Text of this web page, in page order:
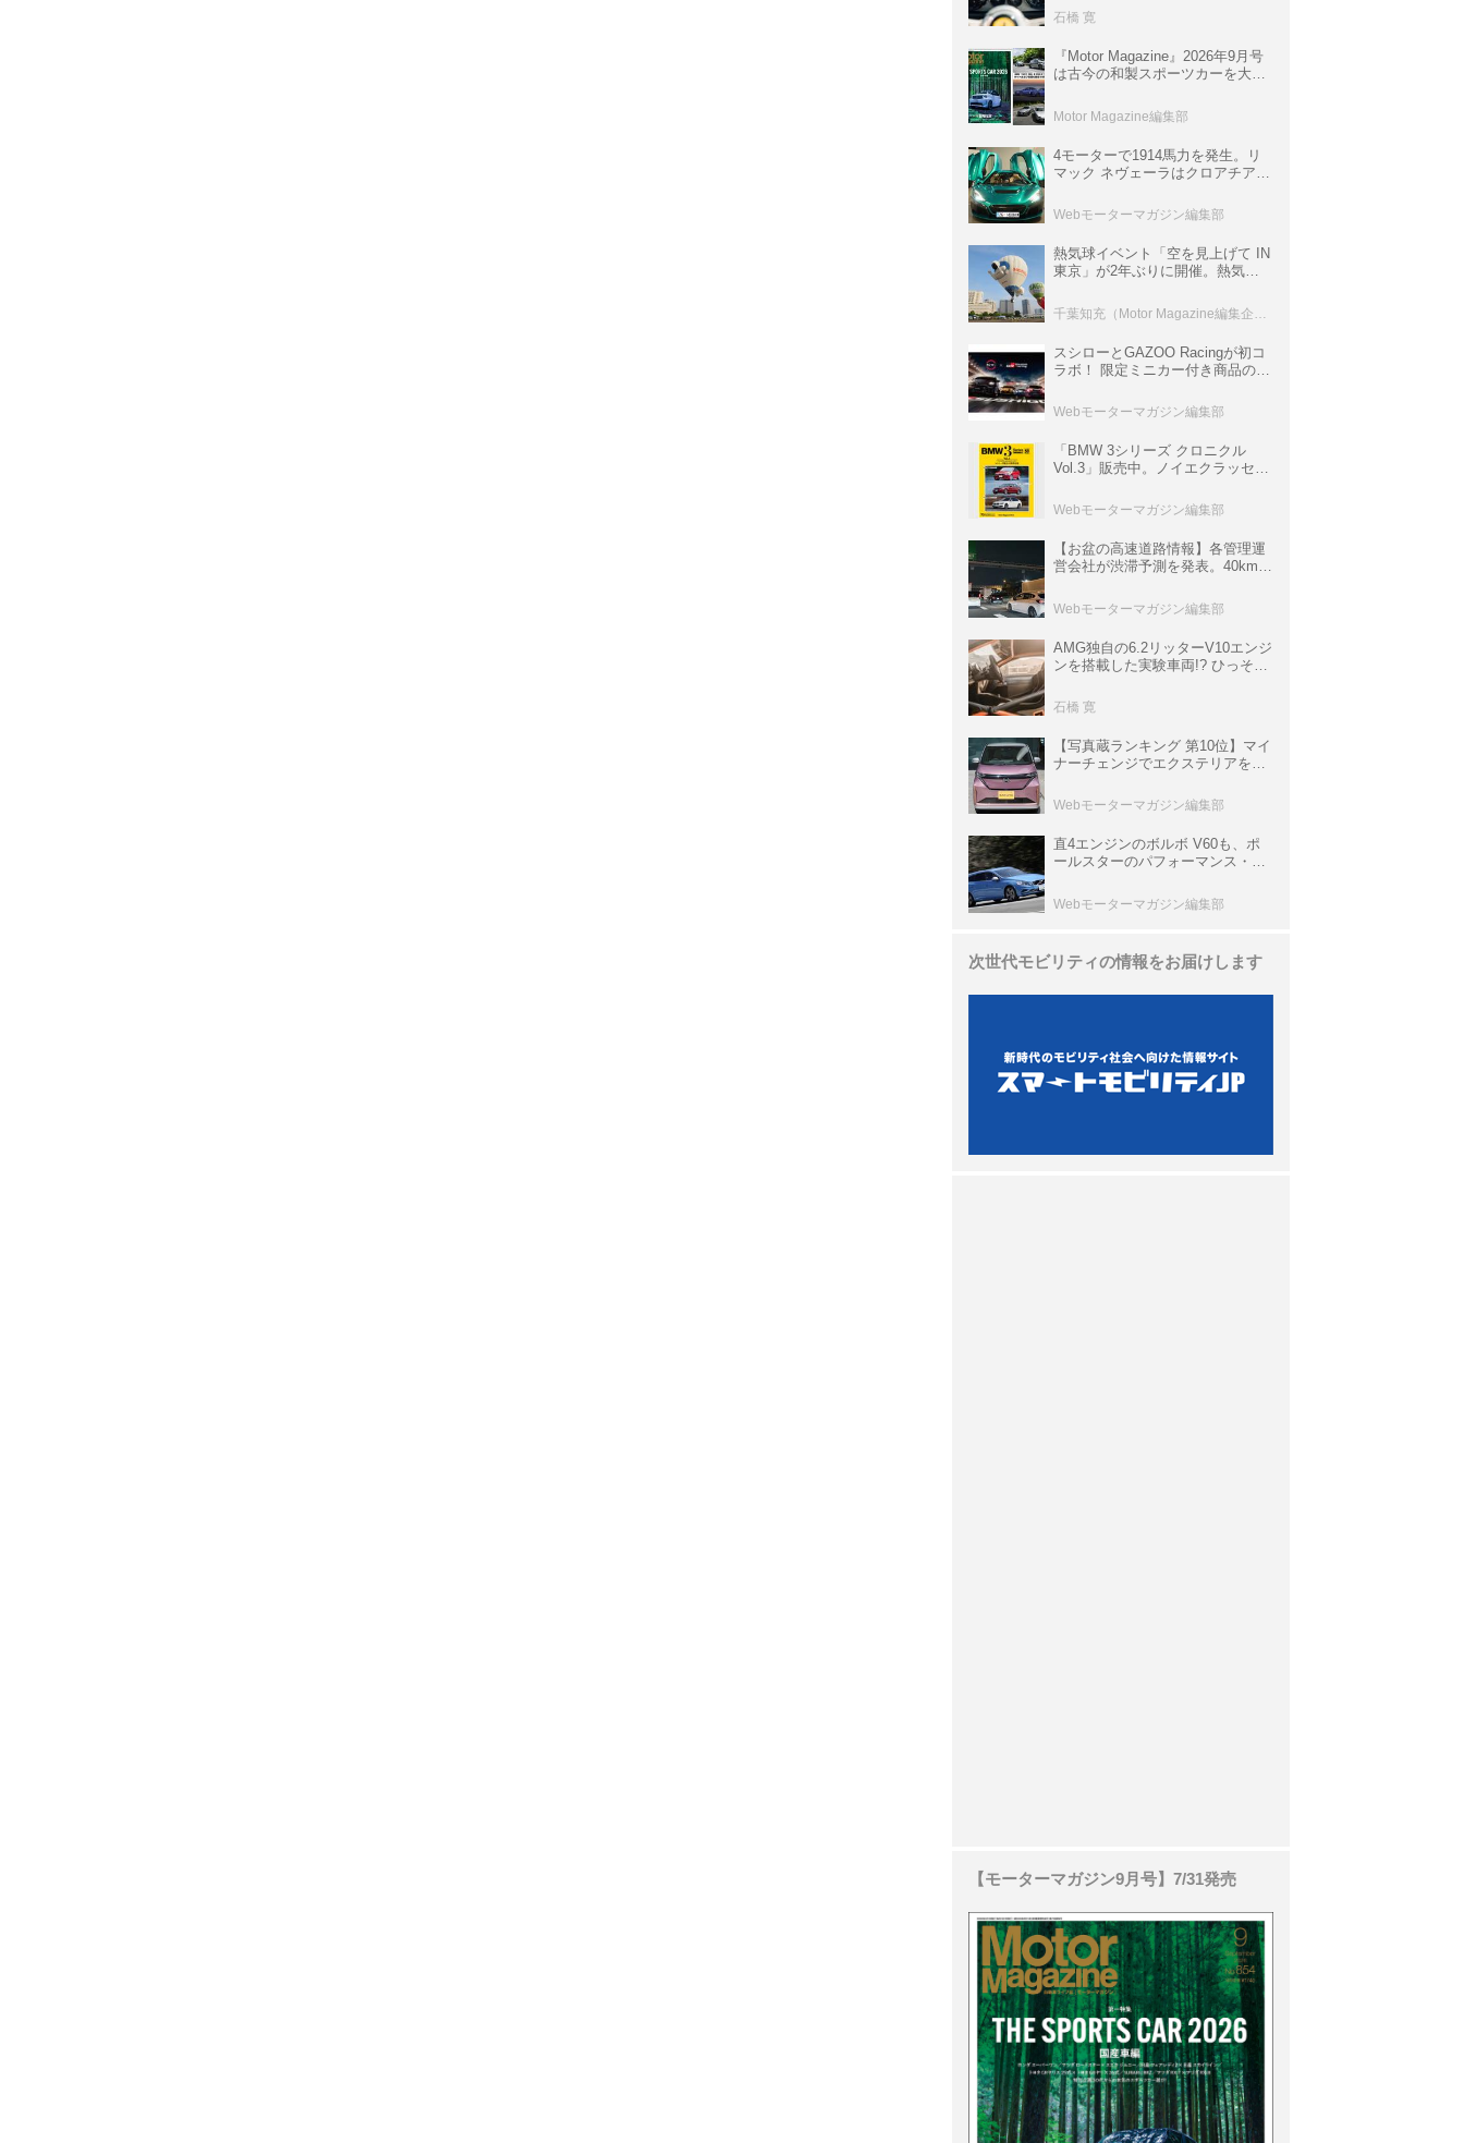
サ」に化けた理由
石橋 寛
『Motor Magazine』2026年9月号
は古今の和製スポーツカーを大特
情報も満載
Motor Magazine編集部
4モーターで1914馬力を発生。リ
マック ネヴェーラはクロアチア発
ロニクル・完全版／115】
Webモーターマガジン編集部
熱気球イベント「空を見上げて IN
東京」が2年ぶりに開催。熱気球
室などのコンテンツも
スシローとGAZOO Racingが初コ
ラボ！ 限定ミニカー付き商品の
ト体験があたる抽選企画などを展
開
Webモーターマガジン編集部
「BMW 3シリーズ クロニクル
Vol.3」販売中。ノイエクラッセか
ムック
Webモーターマガジン編集部
【お盆の高速道路情報】各管理運
営会社が渋滞予測を発表。40km以
数ある
Webモーターマガジン編集部
AMG独自の6.2リッターV10エンジ
ンを搭載した実験車両!? ひっそり
P900 プロトタイプ」とは
石橋 寛
【写真蔵ランキング 第10位】マイ
ナーチェンジでエクステリアを刷
クラ」
Webモーターマガジン編集部
直4エンジンのボルボ V60も、ポ
ールスターのパフォーマンス・パ
と昔の新車】
Webモーターマガジン編集部
次世代モビリティの情報をお届けします
【モーターマガジン9月号】7/31発売